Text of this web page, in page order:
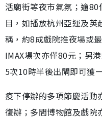
活廟街等夜市氣氛；逾
目，如播放杭州亞運及
稱，約8成戲院推夜場或
IMAX場次亦僅80元；另
5次10時半後出閘即可獲
疫下停辦的多項節慶活動
復辦；多間博物館及戲院